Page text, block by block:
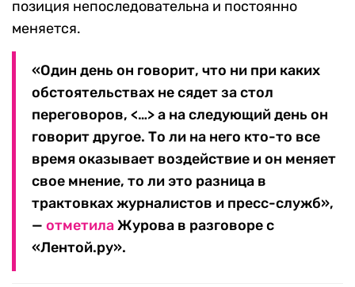
позиция непоследовательна и постоянно
меняется.
«Один день он говорит, что ни при каких
обстоятельствах не сядет за стол
переговоров, <…> а на следующий день он
говорит другое. То ли на него кто-то все
время оказывает воздействие и он меняет
свое мнение, то ли это разница в
трактовках журналистов и пресс-служб»,
— отметилаЖурова в разговоре с
«Лентой.ру».